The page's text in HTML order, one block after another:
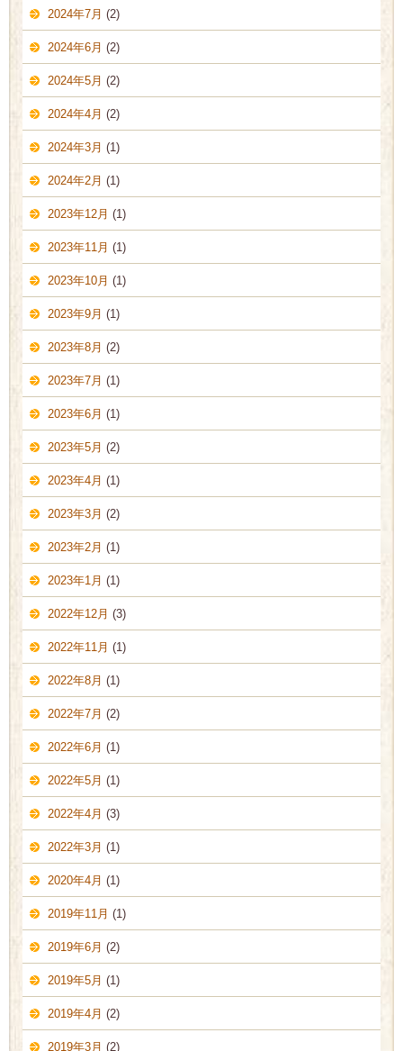
2024年7月 (2)
2024年6月 (2)
2024年5月 (2)
2024年4月 (2)
2024年3月 (1)
2024年2月 (1)
2023年12月 (1)
2023年11月 (1)
2023年10月 (1)
2023年9月 (1)
2023年8月 (2)
2023年7月 (1)
2023年6月 (1)
2023年5月 (2)
2023年4月 (1)
2023年3月 (2)
2023年2月 (1)
2023年1月 (1)
2022年12月 (3)
2022年11月 (1)
2022年8月 (1)
2022年7月 (2)
2022年6月 (1)
2022年5月 (1)
2022年4月 (3)
2022年3月 (1)
2020年4月 (1)
2019年11月 (1)
2019年6月 (2)
2019年5月 (1)
2019年4月 (2)
2019年3月 (2)